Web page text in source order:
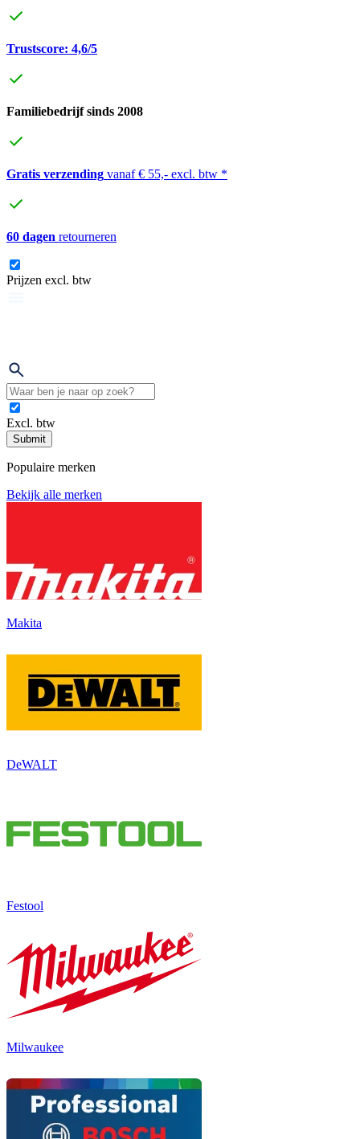
Trustscore: 4,6/5
Familiebedrijf sinds 2008
Gratis verzending vanaf € 55,- excl. btw *
60 dagen retourneren
Prijzen excl. btw
Excl. btw
Submit
Populaire merken
Bekijk alle merken
Makita
DeWALT
Festool
Milwaukee